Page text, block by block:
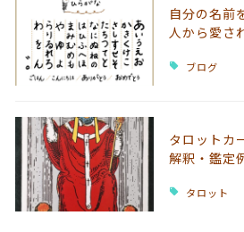
自分の名前
人から愛さ
ブログ
タロットカ
解釈・鑑定
タロット